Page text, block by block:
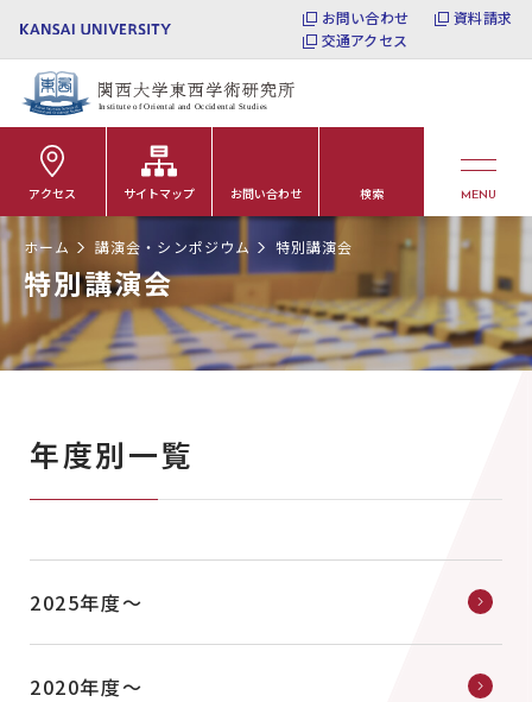
お問い合わせ
資料請求
交通アクセス
MENU
検索
お問い合わせ
サイトマップ
アクセス
ホーム 講演会・シンポジウム 特別講演会
特別講演会
年度別一覧
2025年度〜
2020年度〜